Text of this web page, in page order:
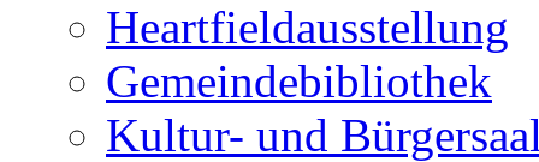
Heartfieldausstellung
Gemeindebibliothek
Kultur- und